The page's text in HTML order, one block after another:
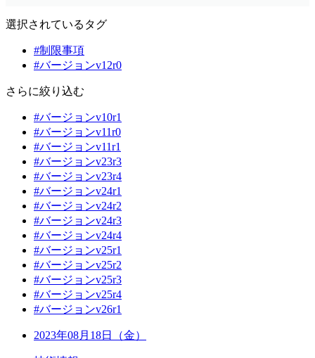
選択されているタグ
#制限事項
#バージョンv12r0
さらに絞り込む
#バージョンv10r1
#バージョンv11r0
#バージョンv11r1
#バージョンv23r3
#バージョンv23r4
#バージョンv24r1
#バージョンv24r2
#バージョンv24r3
#バージョンv24r4
#バージョンv25r1
#バージョンv25r2
#バージョンv25r3
#バージョンv25r4
#バージョンv26r1
2023年08月18日（金）